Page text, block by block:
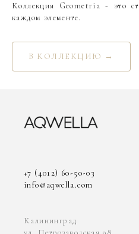
Коллекция Geometria - это
каждом элементе.
В КОЛЛЕКЦИЮ →
+7 (4012) 60-50-03
info@aqwella.com
Калининград